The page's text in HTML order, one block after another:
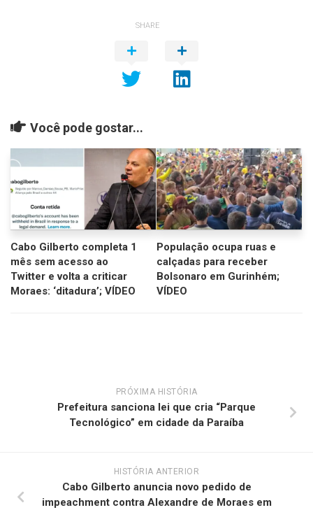
SHARE
Você pode gostar...
Cabo Gilberto completa 1
mês sem acesso ao
Twitter e volta a criticar
Moraes: ‘ditadura’; VÍDEO
População ocupa ruas e
calçadas para receber
Bolsonaro em Gurinhém;
VÍDEO
PRÓXIMA HISTÓRIA
Prefeitura sanciona lei que cria “Parque
Tecnológico” em cidade da Paraíba
HISTÓRIA ANTERIOR
Cabo Gilberto anuncia novo pedido de
impeachment contra Alexandre de Moraes em